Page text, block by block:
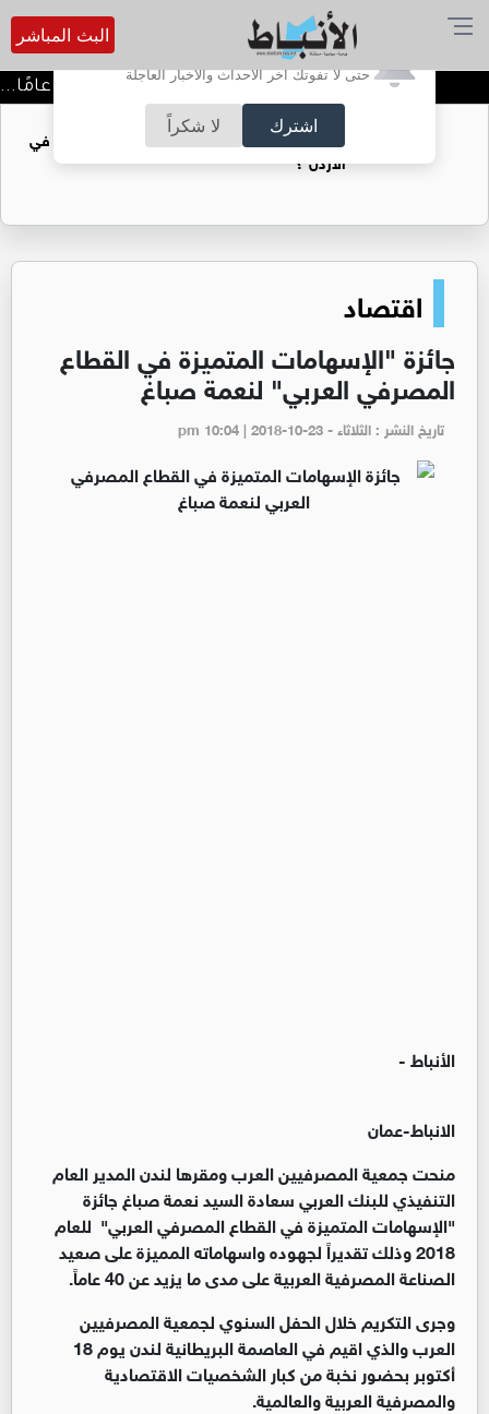
أترغب في تفعيل الإشعارات؟
حتى لا تفوتك آخر الأحداث والأخبار العاجلة
اشترك لا شكراً
البث المباشر
الكتاب الذي انتظرته ثلاثين عامًا...
هل غاز الريشة قادر على ان يغطي فجوة الطاقة في
الأردن ؟
اقتصاد
جائزة "الإسهامات المتميزة في القطاع
المصرفي العربي" لنعمة صباغ
تاريخ النشر : الثلاثاء - pm 10:04 | 2018-10-23
الأنباط -
الانباط-عمان
منحت جمعية المصرفيين العرب ومقرها لندن المدير العام
التنفيذي للبنك العربي سعادة السيد نعمة صباغ جائزة
"الإسهامات المتميزة في القطاع المصرفي العربي" للعام
2018 وذلك تقديراً لجهوده واسهاماته المميزة على صعيد
الصناعة المصرفية العربية على مدى ما يزيد عن 40 عاماً.
وجرى التكريم خلال الحفل السنوي لجمعية المصرفيين
العرب والذي اقيم في العاصمة البريطانية لندن يوم 18
أكتوبر بحضور نخبة من كبار الشخصيات الاقتصادية
والمصرفية العربية والعالمية.